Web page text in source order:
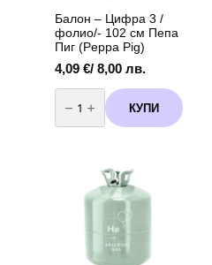
Балон – Цифра 3 /
фолио/- 102 см Пепа
Пиг (Peppa Pig)
4,09 €/ 8,00 лв.
количество
за
Балон
-
КУПИ